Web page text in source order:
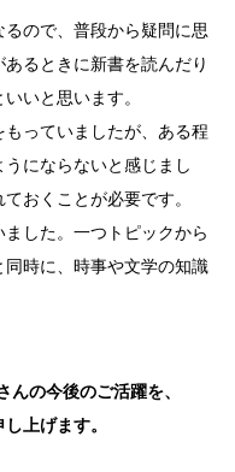
ので、普段から疑問に思
るときに新書を読んだり
いと思います。
っていましたが、ある程
にならないと感じまし
おくことが必要です。
した。一つトピックから
時に、時事や文学の知識
んの今後のご活躍を、
上げます。